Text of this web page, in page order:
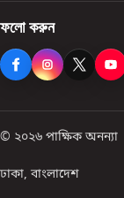
ফলো করুন
© ২০২৬ পাক্ষিক অনন্যা
ঢাকা, বাংলাদেশ